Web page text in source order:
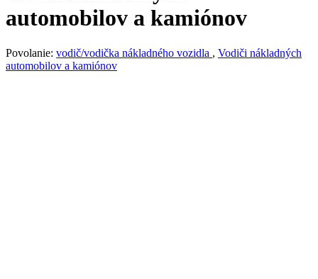
automobilov a kamiónov
Povolanie: vodič/vodička nákladného vozidla , Vodiči nákladných
automobilov a kamiónov